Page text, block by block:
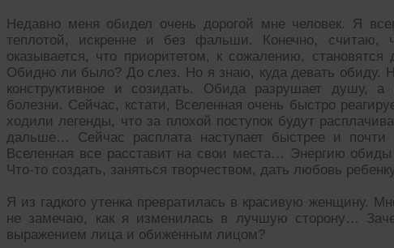
Недавно меня обидел очень дорогой мне человек. Я
теплотой, искренне и без фальши. Конечно, считаю,
оказывается, что приоритетом, к сожалению,
Обидно ли было? До слез. Но я знаю, куда девать обиду.
конструктивное и созидать. Обида разрушает душу, а
болезни. Сейчас, кстати, Вселенная очень быстро
ходили легенды, что за плохой поступок будут
дальше… Сейчас расплата наступает быстрее и
Вселенная все расставит на свои места… Энергию
Что-то создать, заняться творчеством, дать любовь
Я из гадкого утенка превратилась в красивую женщину.
не замечаю, как я изменилась в лучшую сторону…
выражением лица и обиженным лицом?